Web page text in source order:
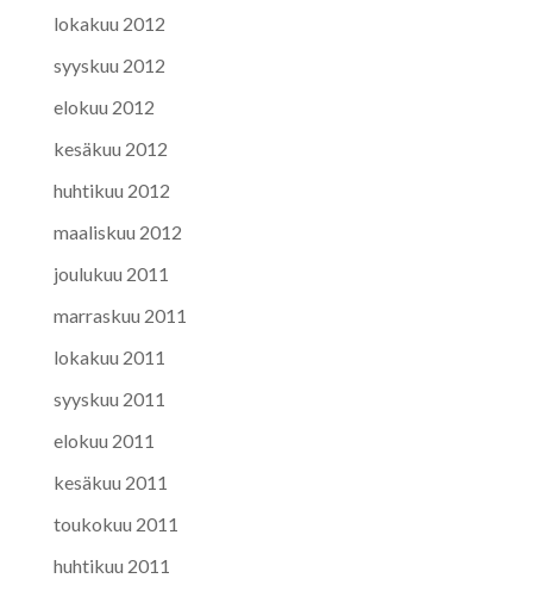
lokakuu 2012
syyskuu 2012
elokuu 2012
kesäkuu 2012
huhtikuu 2012
maaliskuu 2012
joulukuu 2011
marraskuu 2011
lokakuu 2011
syyskuu 2011
elokuu 2011
kesäkuu 2011
toukokuu 2011
huhtikuu 2011